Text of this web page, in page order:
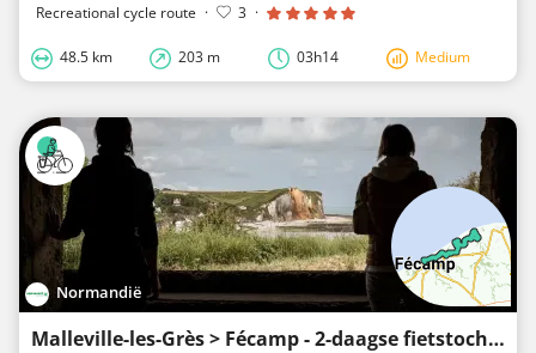
Recreational cycle route · 3 ·
48.5 km 203 m 03h14 Medium
Normandië
Malleville-les-Grès > Fécamp - 2-daagse fietstocht